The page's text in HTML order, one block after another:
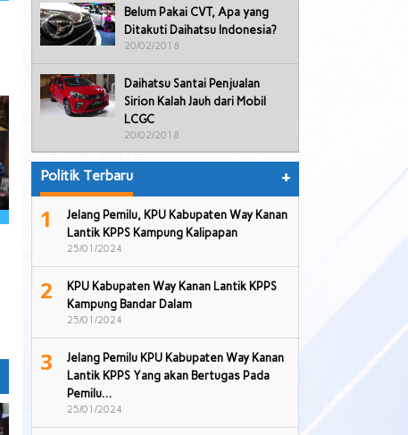
Belum Pakai CVT, Apa yang
Ditakuti Daihatsu Indonesia?
20/02/2018
Daihatsu Santai Penjualan
Sirion Kalah Jauh dari Mobil
LCGC
20/02/2018
Politik Terbaru +
1
Jelang Pemilu, KPU Kabupaten Way Kanan
Lantik KPPS Kampung Kalipapan
25/01/2024
2
KPU Kabupaten Way Kanan Lantik KPPS
Kampung Bandar Dalam
25/01/2024
3
Jelang Pemilu KPU Kabupaten Way Kanan
Lantik KPPS Yang akan Bertugas Pada
Pemilu…
25/01/2024